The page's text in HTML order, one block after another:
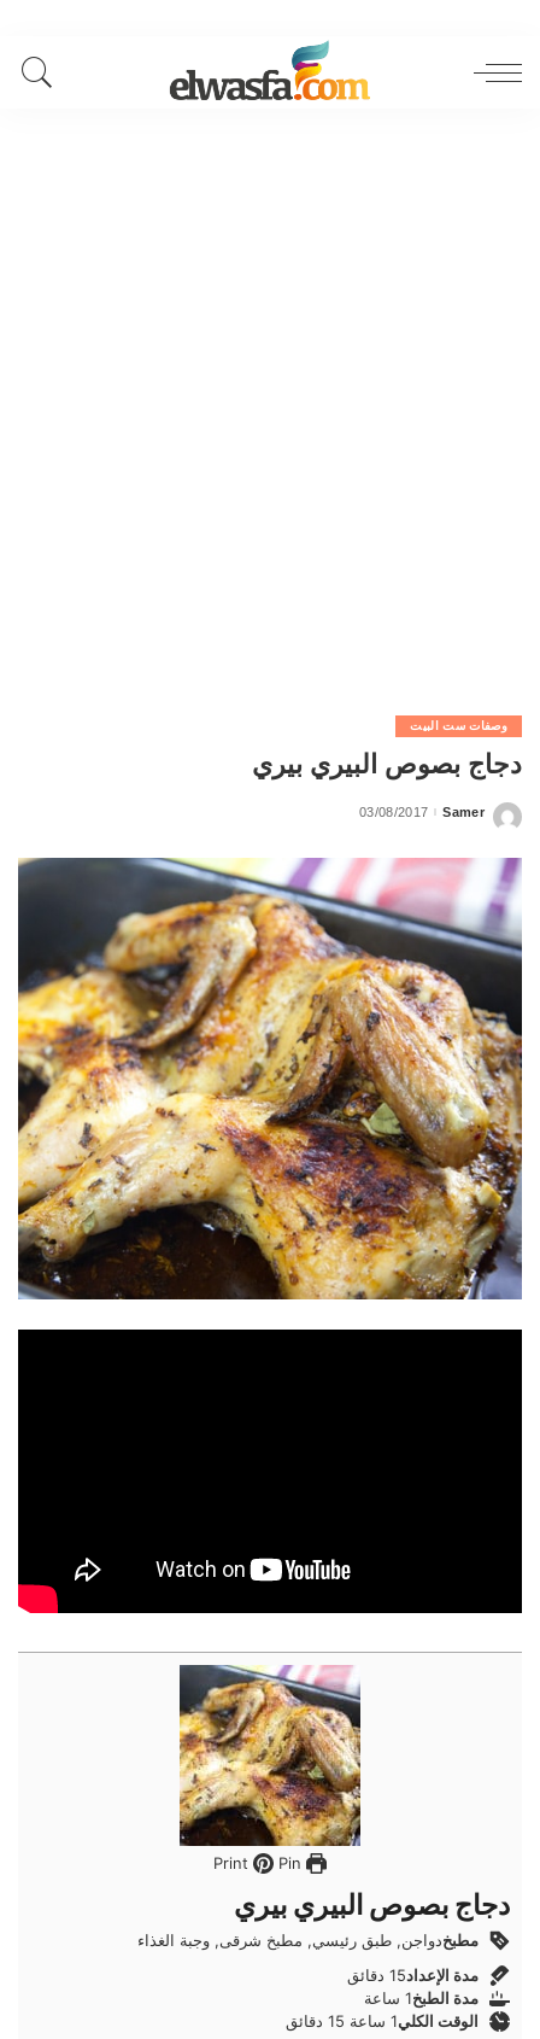
وصفات ست البيت
دجاج بصوص البيري بيري
Posted
Samer
03/08/2017
Pin
دجاج بصوص البيري بيري
مطبخدواجن, طبق رئيسي, مطبخ شرقى, وجبة الغذاء
مدة الإعداد15دقائق
دقائق
مدة الطبخ1ساعة
ساعة
الوقت الكلي1ساعة
ساعة 15دقائق
دقائق